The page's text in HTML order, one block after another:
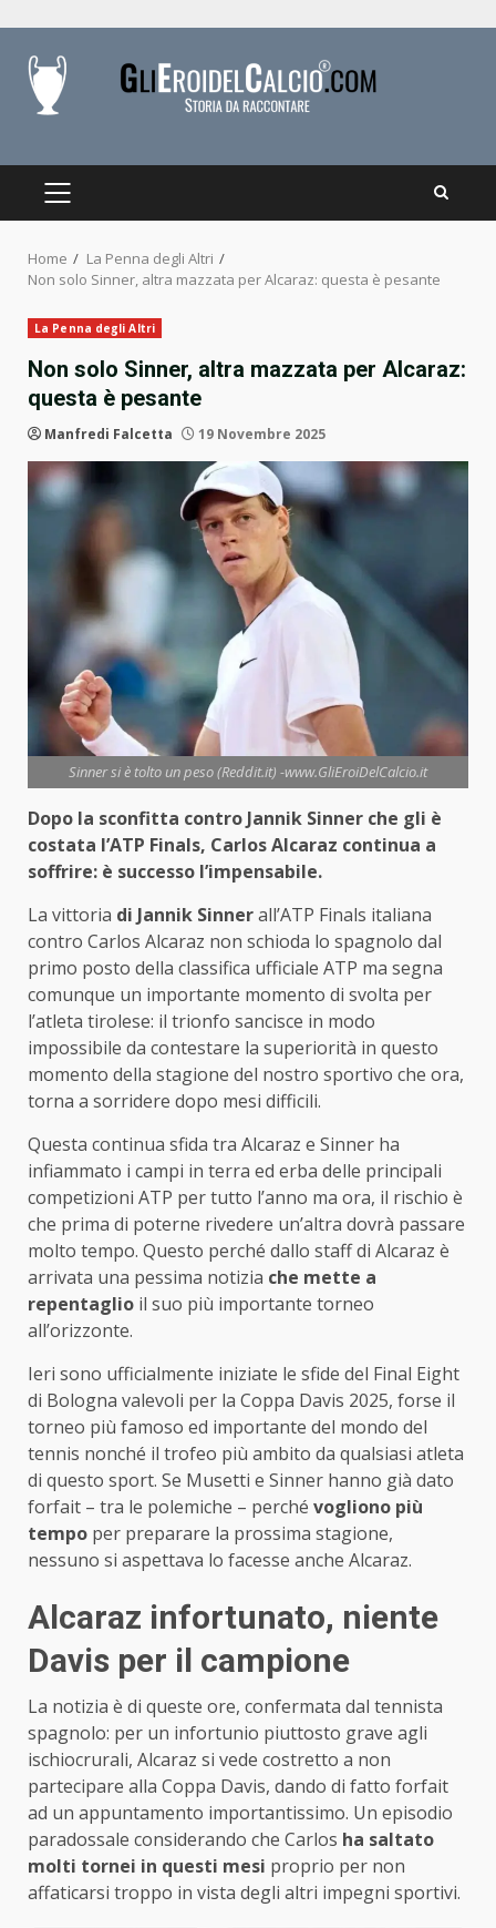
content
PRIMARY
Home
La Penna degli Altri
Non solo Sinner, altra mazzata per Alcaraz: questa è pesante
La Penna degli Altri
Non solo Sinner, altra mazzata per Alcaraz:
questa è pesante
Manfredi Falcetta 19 Novembre 2025
Sinner si è tolto un peso (Reddit.it) -www.GliEroiDelCalcio.it
Dopo la sconfitta contro Jannik Sinner che gli è
costata l’ATP Finals, Carlos Alcaraz continua a
soffrire: è successo l’impensabile.
La vittoria di Jannik Sinnerall’ATP Finals italiana
contro Carlos Alcaraz non schioda lo spagnolo dal
primo posto della classifica ufficiale ATP ma segna
comunque un importante momento di svolta per
l’atleta tirolese: il trionfo sancisce in modo
impossibile da contestare la superiorità in questo
momento della stagione del nostro sportivo che ora,
torna a sorridere dopo mesi difficili.
Questa continua sfida tra Alcaraz e Sinner ha
infiammato i campi in terra ed erba delle principali
competizioni ATP per tutto l’anno ma ora, il rischio è
che prima di poterne rivedere un’altra dovrà passare
molto tempo. Questo perché dallo staff di Alcaraz è
arrivata una pessima notizia che mette a
repentaglio il suo più importante torneo
all’orizzonte.
Ieri sono ufficialmente iniziate le sfide del Final Eight
di Bologna valevoli per la Coppa Davis 2025, forse il
torneo più famoso ed importante del mondo del
tennis nonché il trofeo più ambito da qualsiasi atleta
di questo sport. Se Musetti e Sinner hanno già dato
forfait – tra le polemiche – perché vogliono più
tempo per preparare la prossima stagione,
nessuno si aspettava lo facesse anche Alcaraz.
Alcaraz infortunato, niente
Davis per il campione
La notizia è di queste ore, confermata dal tennista
spagnolo: per un infortunio piuttosto grave agli
ischiocrurali, Alcaraz si vede costretto a non
partecipare alla Coppa Davis, dando di fatto forfait
ad un appuntamento importantissimo. Un episodio
paradossale considerando che Carlos ha saltato
molti tornei in questi mesi proprio per non
affaticarsi troppo in vista degli altri impegni sportivi.